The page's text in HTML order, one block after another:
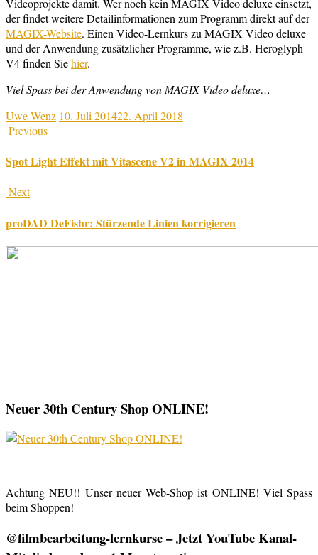
Videoprojekte damit. Wer noch kein MAGIX Video deluxe einsetzt,
der findet weitere Detailinformationen zum Programm direkt auf der
MAGIX-Website. Einen Video-Lernkurs zu MAGIX Video deluxe
und der Anwendung zusätzlicher Programme, wie z.B. Heroglyph
V4 finden Siehier.
Viel Spass bei der Anwendung von MAGIX Video deluxe…
Uwe Wenz 10. Juli 201422. April 2018
Previous
Spot Light Effekt mit Vitascene V2 in MAGIX 2014
Next
proDAD DeFishr: Stürzende Linien korrigieren
Neuer 30th Century Shop ONLINE!
Achtung NEU!! Unser neuer Web-Shop ist ONLINE! Viel Spass
beim Shoppen!
@filmbearbeitung-lernkurse – Jetzt YouTube Kanal-